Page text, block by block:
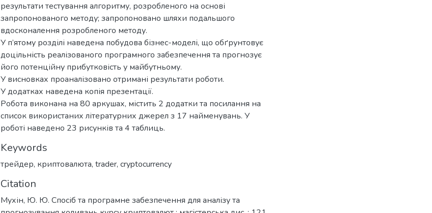
результати тестування алгоритму, розробленого на основі
запропонованого методу; запропоновано шляхи подальшого
вдосконалення розробленого методу.
У п’ятому розділі наведена побудова бізнес-моделі, що обґрунтовує
доцільність реалізованого програмного забезпечення та прогнозує
його потенційну прибутковість у майбутньому.
У висновках проаналізовано отримані результати роботи.
У додатках наведена копія презентації.
Робота виконана на 80 аркушах, містить 2 додатки та посилання на
список використаних літературних джерел з 17 найменувань. У
роботі наведено 23 рисунків та 4 таблиць.
Keywords
трейдер, криптовалюта, trader, cryptocurrency
Citation
Мухін, Ю. Ю. Спосіб та програмне забезпечення для аналізу та